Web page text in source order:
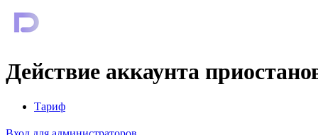
Действие аккаунта
Тариф